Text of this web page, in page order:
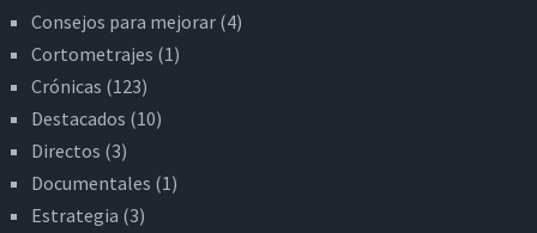
Consejos para mejorar(4)
Cortometrajes (1)
Crónicas (123)
Destacados (10)
Directos (3)
Documentales (1)
Estrategia (3)